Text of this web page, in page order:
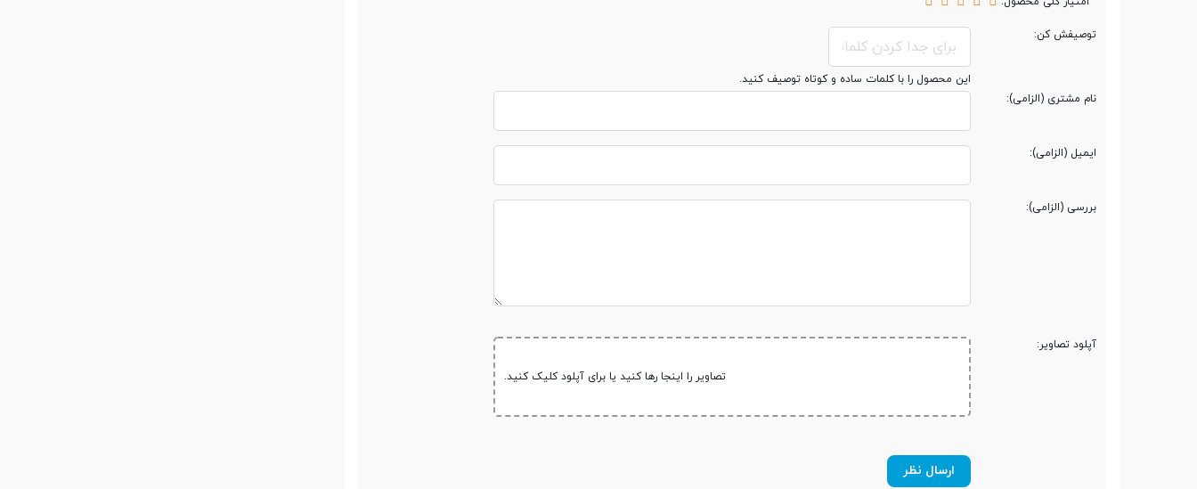
پردازنده گرافیکی PowerVR G6200 GPU
صفحه نمایش
توصیفش کن:
این محصول را با کلمات ساده و کوتاه توصیف کنید.
نام مشتری (الزامی):
ایمیل (الزامی):
بررسی (الزامی):
آپلود تصاویر:
تصاویر را اینجا رها کنید یا برای آپلود کلیک کنید.